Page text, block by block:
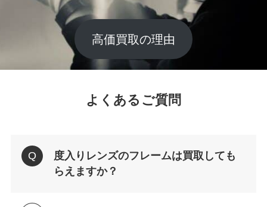
高価買取の理由
よくあるご質問
度入りレンズのフレームは買取しても
らえますか？